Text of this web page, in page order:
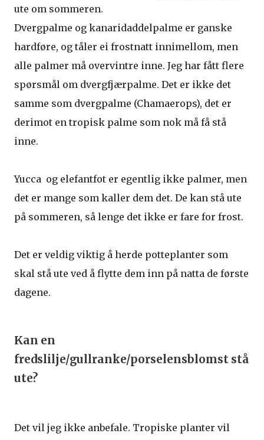
ute om sommeren.
Dvergpalme og kanaridaddelpalme er ganske
hardføre, og tåler ei frostnatt innimellom, men
alle palmer må overvintre inne. Jeg har fått flere
spørsmål om dvergfjærpalme. Det er ikke det
samme som dvergpalme (Chamaerops), det er
derimot en tropisk palme som nok må få stå
inne.
Yucca og elefantfot er egentlig ikke palmer, men
det er mange som kaller dem det. De kan stå ute
på sommeren, så lenge det ikke er fare for frost.
Det er veldig viktig å herde potteplanter som
skal stå ute ved å flytte dem inn på natta de første
dagene.
Kan en
fredslilje/gullranke/porselensblomst stå
ute?
Det vil jeg ikke anbefale. Tropiske planter vil